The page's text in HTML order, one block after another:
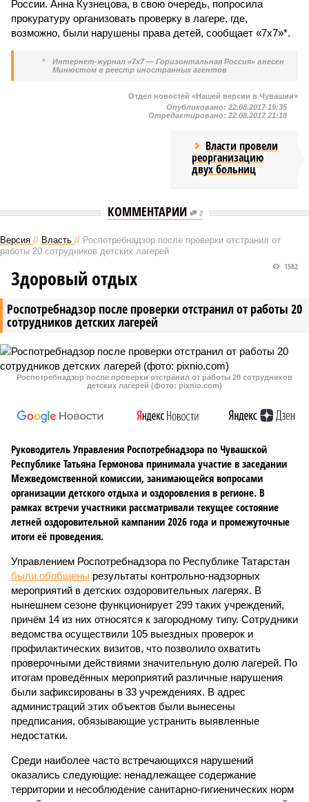
России. Анна Кузнецова, в свою очередь, попросила
прокуратуру организовать проверку в лагере, где,
возможно, были нарушены права детей, сообщает «7х7»*.
*
Интернет-журнал «7х7 — Горизонтальная Россия» внесен
Минюстом в реестр иностранных агентов
Отдел новостей «Нашей версии в Чувашии»
Опубликовано: 22.08.2017 19:35
Отредактировано: 22.08.2017 21:18
Власти провели
реорганизацию
двух больниц
КОММЕНТАРИИ 0
Версия // Власть // Роспотребнадзор после проверки отстранил от
работы 20 сотрудников детских лагерей
Роспотребнадзор после проверки отстранил от работы 20
сотрудников детских лагерей
1582
Здоровый отдых
Роспотребнадзор после проверки отстранил от работы 20 сотрудников
детских лагерей (фото: pixnio.com)
Руководитель Управления Роспотребнадзора по Чувашской
Республике Татьяна Гермонова принимала участие в заседании
Межведомственной комиссии, занимающейся вопросами
организации детского отдыха и оздоровления в регионе. В
рамках встречи участники рассматривали текущее состояние
летней оздоровительной кампании 2026 года и промежуточные
итоги её проведения.
Управлением Роспотребнадзора по Республике Татарстан
были обобщены результаты контрольно-надзорных
мероприятий в детских оздоровительных лагерях. В
нынешнем сезоне функционирует 299 таких учреждений,
причём 14 из них относятся к загородному типу. Сотрудники
ведомства осуществили 105 выездных проверок и
профилактических визитов, что позволило охватить
проверочными действиями значительную долю лагерей. По
итогам проведённых мероприятий различные нарушения
были зафиксированы в 33 учреждениях. В адрес
администраций этих объектов были вынесены
предписания, обязывающие устранить выявленные
недостатки.
Среди наиболее часто встречающихся нарушений
оказались следующие: ненадлежащее содержание
территории и несоблюдение санитарно-гигиенических норм